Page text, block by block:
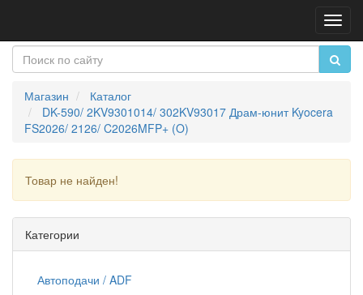
Магазин
Каталог
DK-590/ 2KV9301014/ 302KV93017 Драм-юнит Kyocera
FS2026/ 2126/ C2026MFP+ (O)
Товар не найден!
Категории
Автоподачи / ADF